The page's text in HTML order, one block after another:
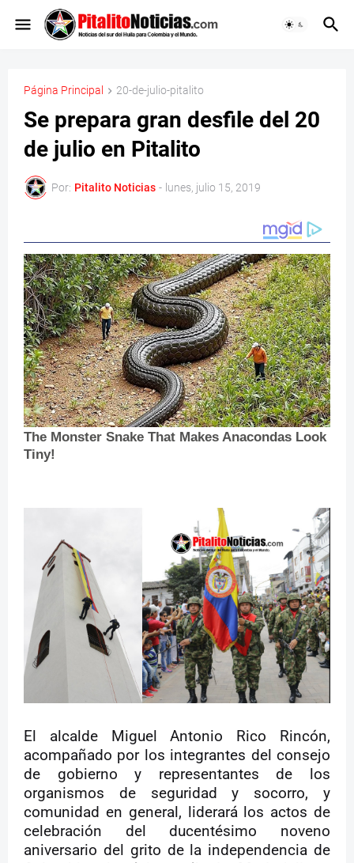
Página Principal 20-de-julio-pitalito
Se prepara gran desfile del 20
de julio en Pitalito
Por: Pitalito Noticias - lunes, julio 15, 2019
El alcalde Miguel Antonio Rico Rincón,
acompañado por los integrantes del consejo
de gobierno y representantes de los
organismos de seguridad y socorro, y
comunidad en general, liderará los actos de
celebración del ducentésimo noveno
aniversario del grito de la independencia de